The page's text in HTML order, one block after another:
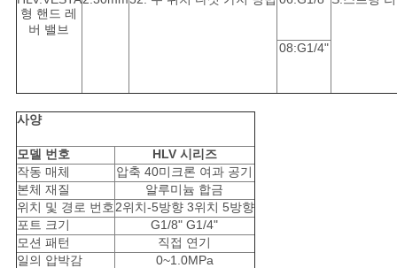
사
맵
PRIVACY
POLICY
형 핸드 레
버 밸브
08:G1/4"
사양
모델 번호
HLV 시리즈
작동 매체
압축 40미크론 여과 공기
본체 재질
알루미늄 합금
위치 및 경로 번호2위치-5방향 3위치 5방향
포트 크기
G1/8" G1/4"
모션 패턴
직접 연기
일의 압박감
0~1.0MPa